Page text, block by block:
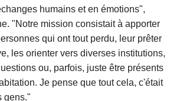
humains et en émotions",
"Notre mission consistait à apporter
qui ont tout perdu, leur prêter
les orienter vers diverses institutions,
ou, parfois, juste être présents
Je pense que tout cela, c'était
gens."